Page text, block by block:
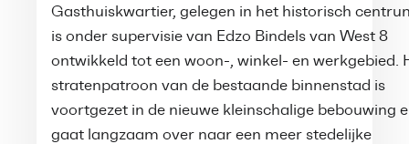
Gasthuiskwartier, gelegen in het historisch
is onder supervisie van Edzo Bindels van West 8
ontwikkeld tot een woon-, winkel- en werkgebied.
stratenpatroon van de bestaande binnenstad is
voortgezet in de nieuwe kleinschalige bebouwing
gaat langzaam over naar een meer stedelijke